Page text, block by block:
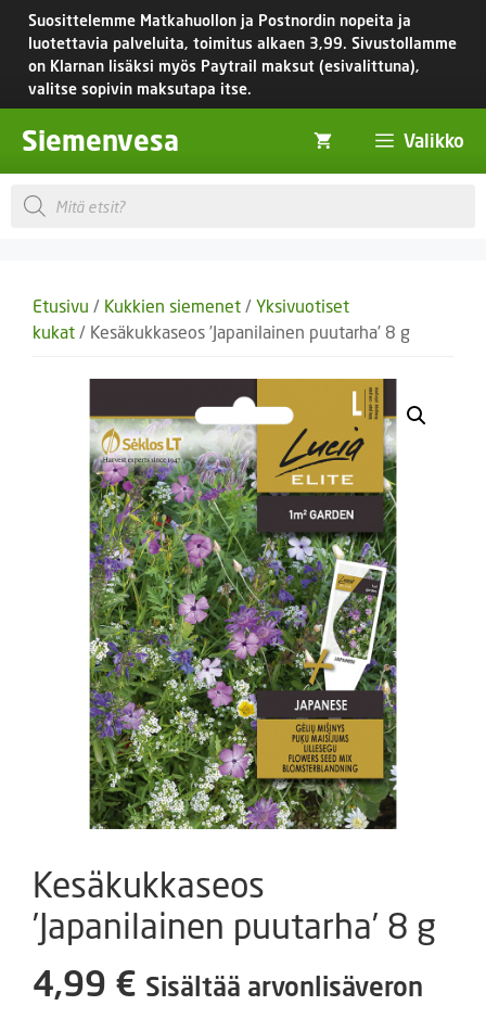
Siirry
sisältöön
Suosittelemme Matkahuollon ja Postnordin nopeita ja
luotettavia palveluita, toimitus alkaen 3,99. Sivustollamme
on Klarnan lisäksi myös Paytrail maksut (esivalittuna),
valitse sopivin maksutapa itse.
Siemenvesa Valikko
Products
search
Etusivu / Kukkien siemenet / Yksivuotiset
kukat / Kesäkukkaseos ’Japanilainen puutarha’ 8 g
Kesäkukkaseos
’Japanilainen puutarha’ 8 g
4,99 € Sisältää arvonlisäveron